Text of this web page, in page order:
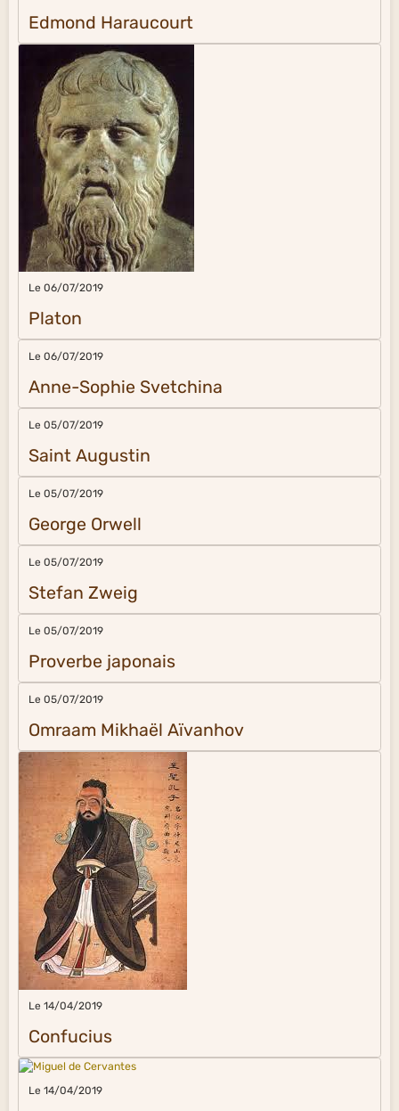
Edmond Haraucourt
Le 06/07/2019
Platon
Le 06/07/2019
Anne-Sophie Svetchina
Le 05/07/2019
Saint Augustin
Le 05/07/2019
George Orwell
Le 05/07/2019
Stefan Zweig
Le 05/07/2019
Proverbe japonais
Le 05/07/2019
Omraam Mikhaël Aïvanhov
Le 14/04/2019
Confucius
Le 14/04/2019